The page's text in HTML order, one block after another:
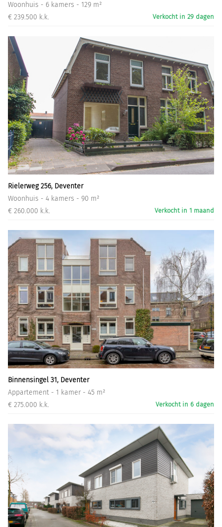
Woonhuis - 6 kamers - 129 m²
€ 239.500 k.k.
Verkocht in 29 dagen
Rielerweg 256, Deventer
Woonhuis - 4 kamers - 90 m²
€ 260.000 k.k.
Verkocht in 1 maand
Binnensingel 31, Deventer
Appartement - 1 kamer - 45 m²
€ 275.000 k.k.
Verkocht in 6 dagen